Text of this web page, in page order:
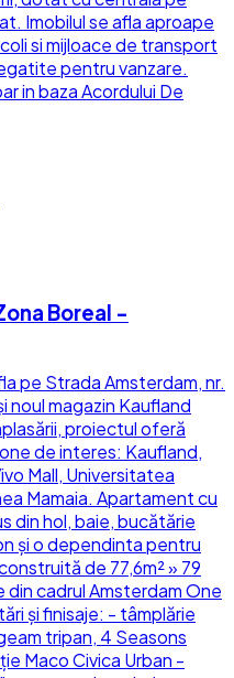
Imobilul se afla aproape
si mijloace de transport
pentru vanzare.
in baza Acordului De
Boreal -
pe Strada Amsterdam, nr.
noul magazin Kaufland
proiectul oferă
de interes: Kaufland,
Mall, Universitatea
Mamaia. Apartament cu
din hol, baie, bucătărie
și o dependinta pentru
de 77,6m² » 79
din cadrul Amsterdam One
și finisaje: - tâmplărie
tripan, 4 Seasons
Maco Civica Urban -